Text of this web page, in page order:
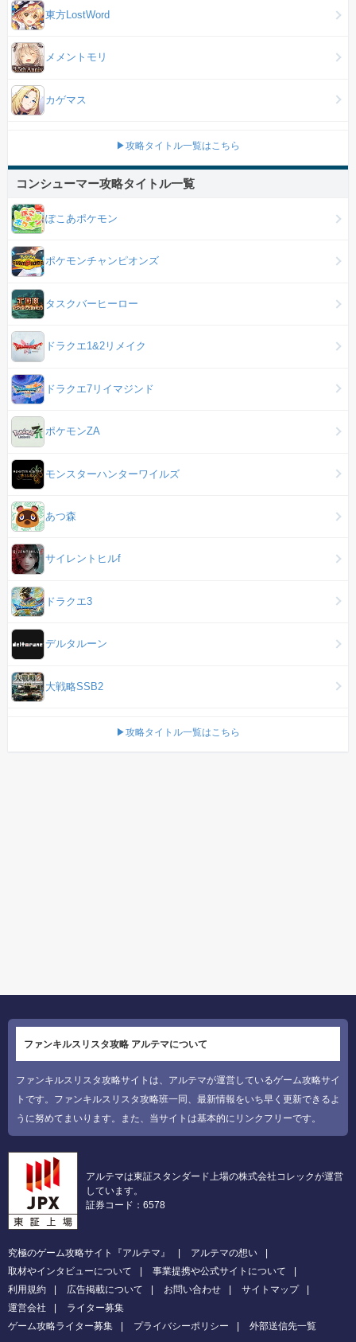
東方LostWord
メメントモリ
カゲマス
▶攻略タイトル一覧はこちら
コンシューマー攻略タイトル一覧
ぽこあポケモン
ポケモンチャンピオンズ
タスクバーヒーロー
ドラクエ1&2リメイク
ドラクエ7リイマジンド
ポケモンZA
モンスターハンターワイルズ
あつ森
サイレントヒルf
ドラクエ3
デルタルーン
大戦略SSB2
▶攻略タイトル一覧はこちら
ファンキルスリスタ攻略 アルテマについて
ファンキルスリスタ攻略サイトは、アルテマが運営しているゲーム攻略サイ
トです。ファンキルスリスタ攻略班一同、最新情報をいち早く更新できるよ
うに努めてまいります。また、当サイトは基本的にリンクフリーです。
アルテマは東証スタンダード上場の株式会社コレックが運営
しています。
証券コード：6578
究極のゲーム攻略サイト『アルテマ』
アルテマの想い
取材やインタビューについて
事業提携や公式サイトについて
利用規約
広告掲載について お問い合わせ
サイトマップ
運営会社
ライター募集
ゲーム攻略ライター募集
プライバシーポリシー 外部送信先一覧